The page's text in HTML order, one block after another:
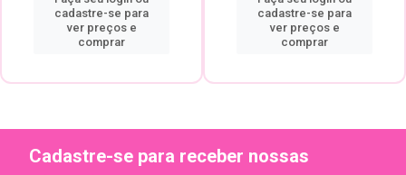
cadastre-se para
ver preços e
comprar
cadastre-se para
ver preços e
comprar
Cadastre-se para receber nossas